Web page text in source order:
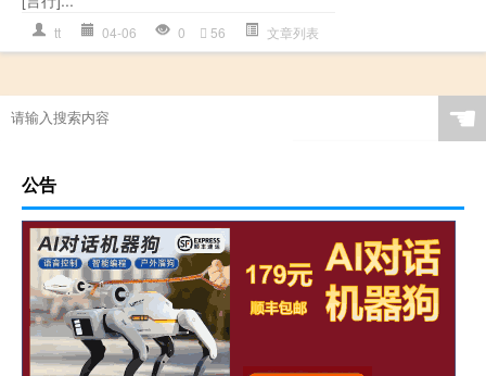
tt 04-06 0 56 文章列表
☚
公告